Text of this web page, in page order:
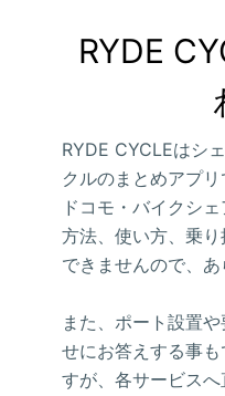
RYDE
RYDE CYCLEはシ
クルのまとめアプリ
ドコモ・バイクシ
方法、使い方、乗
できませんので、あ
また、ポート設置
せにお答えする事
すが、各サービスへ